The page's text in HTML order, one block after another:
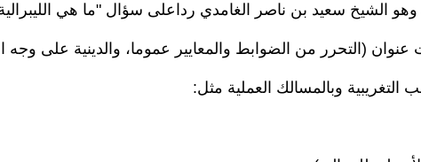
وهو الشيخ سعيد بن ناصر الغامدي رداعلى سؤال "ما هي
عنوان (التحرر من الضوابط والمعايير عموما، والدينية على